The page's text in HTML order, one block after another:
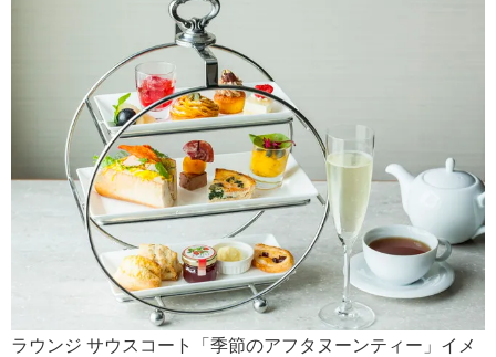
ラウンジ サウスコート「季節のアフタヌーンティー」イメ